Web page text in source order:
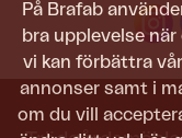
På Brafab
bra upplevelse
vi kan förbättra
annonser samt i
om du vill